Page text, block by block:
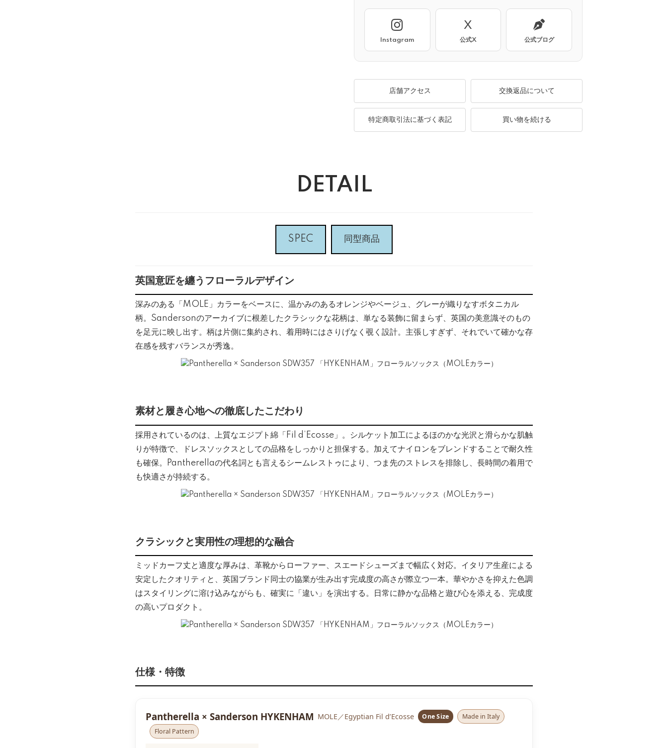
Instagram
X
公式X 公式ブログ
店舗アクセス 交換返品について
特定商取引法に基づく表記 買い物を続ける
DETAIL
SPEC 同型商品
英国意匠を纏うフローラルデザイン
深みのある「MOLE」カラーをベースに、温かみのあるオレンジやベージュ、グレーが織りなすボタニカル
柄。Sandersonのアーカイブに根差したクラシックな花柄は、単なる装飾に留まらず、英国の美意識そのもの
を足元に映し出す。柄は片側に集約され、着用時にはさりげなく覗く設計。主張しすぎず、それでいて確かな存
在感を残すバランスが秀逸。
素材と履き心地への徹底したこだわり
採用されているのは、上質なエジプト綿「Fil d’Ecosse」。シルケット加工によるほのかな光沢と滑らかな肌触
りが特徴で、ドレスソックスとしての品格をしっかりと担保する。加えてナイロンをブレンドすることで耐久性
も確保。Pantherellaの代名詞とも言えるシームレストゥにより、つま先のストレスを排除し、長時間の着用で
も快適さが持続する。
クラシックと実用性の理想的な融合
ミッドカーフ丈と適度な厚みは、革靴からローファー、スエードシューズまで幅広く対応。イタリア生産による
安定したクオリティと、英国ブランド同士の協業が生み出す完成度の高さが際立つ一本。華やかさを抑えた色調
はスタイリングに溶け込みながらも、確実に「違い」を演出する。日常に静かな品格と遊び心を添える、完成度
の高いプロダクト。
仕様・特徴
Pantherella × Sanderson HYKENHAM MOLE／Egyptian Fil d’Ecosse One Size
Made in Italy
Floral Pattern